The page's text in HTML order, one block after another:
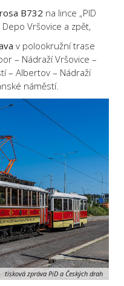
B732 na lince „PID
Vršovice a zpět,
v polookružní trase
– Nádraží Vršovice –
– Albertov – Nádraží
náměstí.
tisková zpráva PiD a Českých drah